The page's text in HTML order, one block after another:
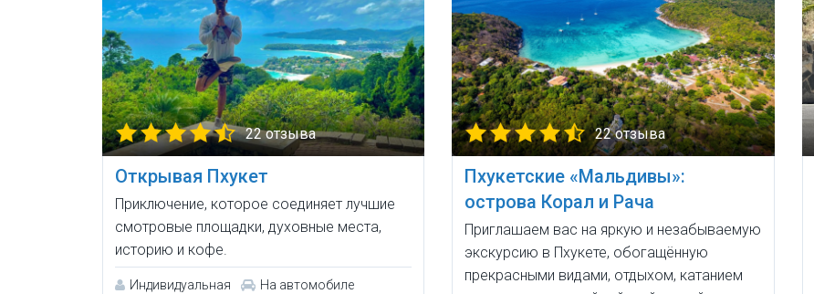
22 отзыва
Открывая Пхукет
Приключение, которое соединяет лучшие
смотровые площадки, духовные места,
историю и кофе.
Индивидуальная
На автомобиле
22 отзыва
Пхукетские «Мальдивы»:
острова Корал и Рача
Приглашаем вас на яркую и незабываемую
экскурсию в Пхукете, обогащённую
прекрасными видами, отдыхом, катанием